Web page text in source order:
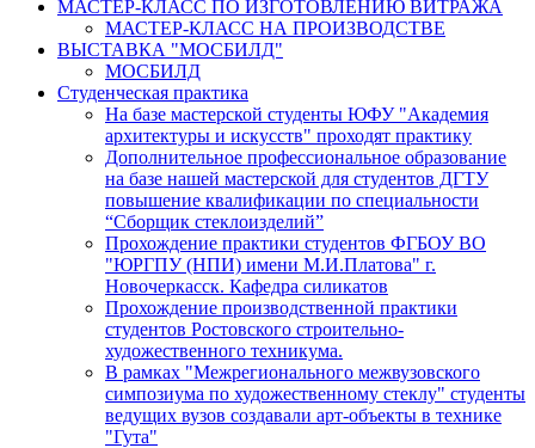
МАСТЕР-КЛАСС ПО ИЗГОТОВЛЕНИЮ ВИТРАЖА
МАСТЕР-КЛАСС НА ПРОИЗВОДСТВЕ
ВЫСТАВКА "МОСБИЛД"
МОСБИЛД
Студенческая практика
На базе мастерской студенты ЮФУ "Академия
архитектуры и искусств" проходят практику
Дополнительное профессиональное образование
на базе нашей мастерской для студентов ДГТУ
повышение квалификации по специальности
“Сборщик стеклоизделий”
Прохождение практики студентов ФГБОУ ВО
"ЮРГПУ (НПИ) имени М.И.Платова" г.
Новочеркасск. Кафедра силикатов
Прохождение производственной практики
студентов Ростовского строительно-
художественного техникума.
В рамках "Межрегионального межвузовского
симпозиума по художественному стеклу" студенты
ведущих вузов создавали арт-объекты в технике
"Гута"